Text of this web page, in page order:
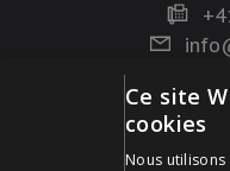
Ce site
cookies
Nous